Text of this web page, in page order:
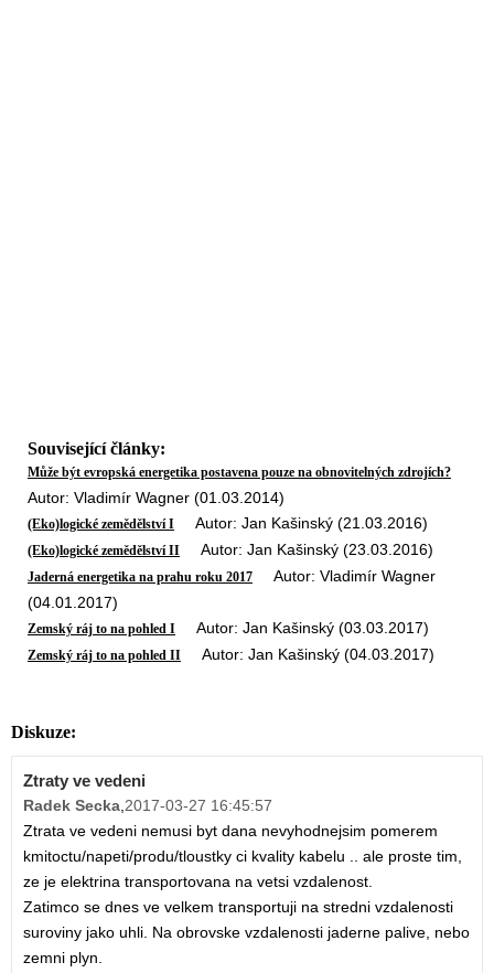
Související články:
Může být evropská energetika postavena pouze na obnovitelných zdrojích?
Autor: Vladimír Wagner (01.03.2014)
(Eko)logické zemědělství I Autor: Jan Kašinský (21.03.2016)
(Eko)logické zemědělství II Autor: Jan Kašinský (23.03.2016)
Jaderná energetika na prahu roku 2017 Autor: Vladimír Wagner
(04.01.2017)
Zemský ráj to na pohled I Autor: Jan Kašinský (03.03.2017)
Zemský ráj to na pohled II Autor: Jan Kašinský (04.03.2017)
Diskuze:
Ztraty ve vedeni
Radek Secka 2017-03-27 16:45:57
Ztrata ve vedeni nemusi byt dana nevyhodnejsim pomerem
kmitoctu/napeti/produ/tloustky ci kvality kabelu .. ale proste tim,
ze je elektrina transportovana na vetsi vzdalenost.
Zatimco se dnes ve velkem transportuji na stredni vzdalenosti
suroviny jako uhli. Na obrovske vzdalenosti jaderne palive, nebo
zemni plyn.